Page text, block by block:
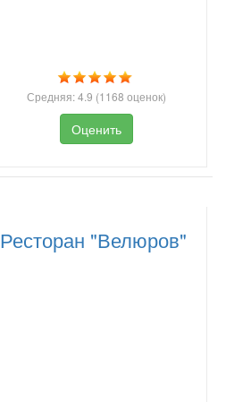
Средняя:4.9 (1168 оценок)
Оценить
Ресторан "Велюров"